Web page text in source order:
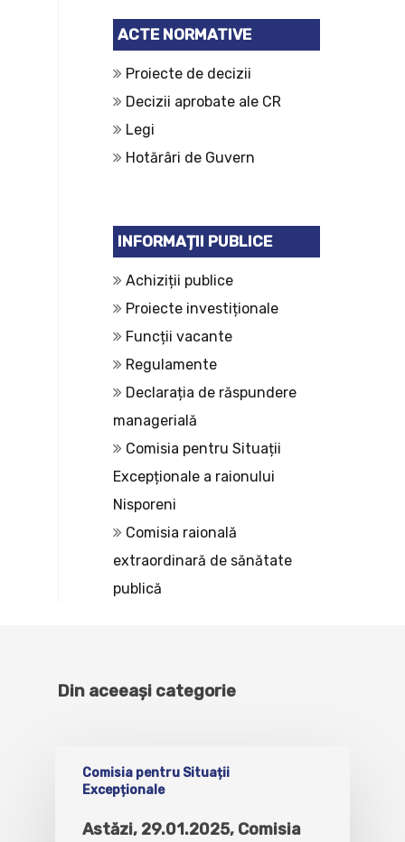
ACTE NORMATIVE
Proiecte de decizii
Decizii aprobate ale CR
Legi
Hotărâri de Guvern
INFORMAȚII PUBLICE
Achiziții publice
Proiecte investiționale
Funcții vacante
Regulamente
Declarația de răspundere
managerială
Comisia pentru Situații
Excepționale a raionului
Nisporeni
Comisia raională
extraordinară de sănătate
publică
Din aceeași categorie
Comisia pentru Situații
Excepționale
Astăzi, 29.01.2025, Comisia